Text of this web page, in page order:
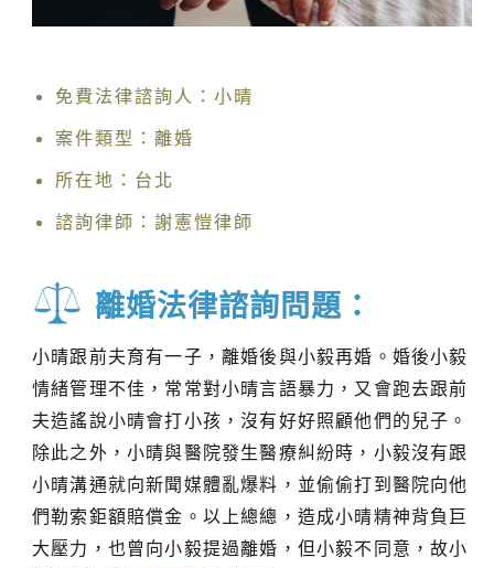
免費法律諮詢人：小晴
案件類型：離婚
所在地：台北
諮詢律師：謝憲愷律師
離婚法律諮詢問題：
小晴跟前夫育有一子，離婚後與小毅再婚。婚後小毅
情緒管理不佳，常常對小晴言語暴力，又會跑去跟前
夫造謠說小晴會打小孩，沒有好好照顧他們的兒子。
除此之外，小晴與醫院發生醫療糾紛時，小毅沒有跟
小晴溝通就向新聞媒體亂爆料，並偷偷打到醫院向他
們勒索鉅額賠償金。以上總總，造成小晴精神背負巨
大壓力，也曾向小毅提過離婚，但小毅不同意，故小